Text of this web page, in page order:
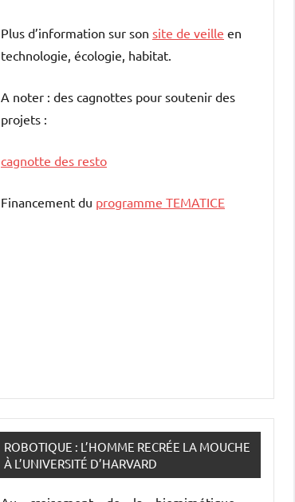
Plus d’information sur son site de veille en
technologie, écologie, habitat.
A noter : des cagnottes pour soutenir des
projets :
cagnotte des resto
Financement du programme TEMATICE
ROBOTIQUE : L’HOMME RECRÉE LA MOUCHE
À L’UNIVERSITÉ D’HARVARD